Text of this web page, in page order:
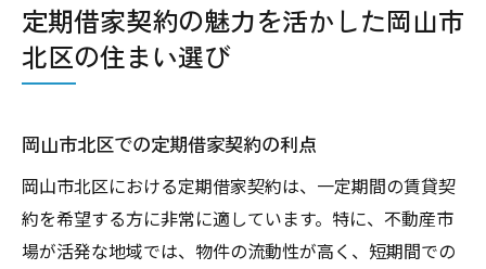
定期借家契約の魅力を活かした岡山市
北区の住まい選び
岡山市北区での定期借家契約の利点
岡山市北区における定期借家契約は、一定期間の賃貸契
約を希望する方に非常に適しています。特に、不動産市
場が活発な地域では、物件の流動性が高く、短期間での